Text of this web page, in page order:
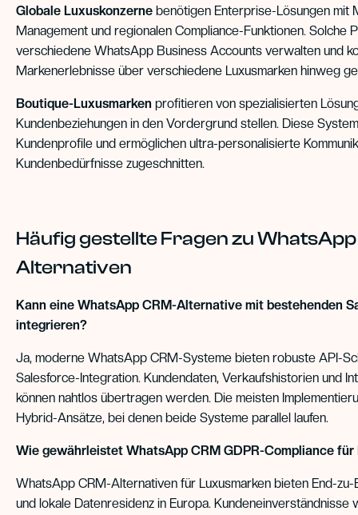
Globale Luxuskonzerne benötigen Enterprise-Lösungen mit
Management und regionalen Compliance-Funktionen. Solche
verschiedene WhatsApp Business Accounts verwalten und
Markenerlebnisse über verschiedene Luxusmarken hinweg
Boutique-Luxusmarken profitieren von spezialisierten
Kundenbeziehungen in den Vordergrund stellen. Diese
Kundenprofile und ermöglichen ultra-personalisierte
Kundenbedürfnisse zugeschnitten.
Häufig gestellte Fragen zu WhatsApp
Alternativen
Kann eine WhatsApp CRM-Alternative mit bestehenden
integrieren?
Ja, moderne WhatsApp CRM-Systeme bieten robuste API-
Salesforce-Integration. Kundendaten, Verkaufshistorien und
können nahtlos übertragen werden. Die meisten
Hybrid-Ansätze, bei denen beide Systeme parallel laufen.
Wie gewährleistet WhatsApp CRM GDPR-Compliance für
WhatsApp CRM-Alternativen für Luxusmarken bieten End-zu-
und lokale Datenresidenz in Europa. Kundeneinverständnisse